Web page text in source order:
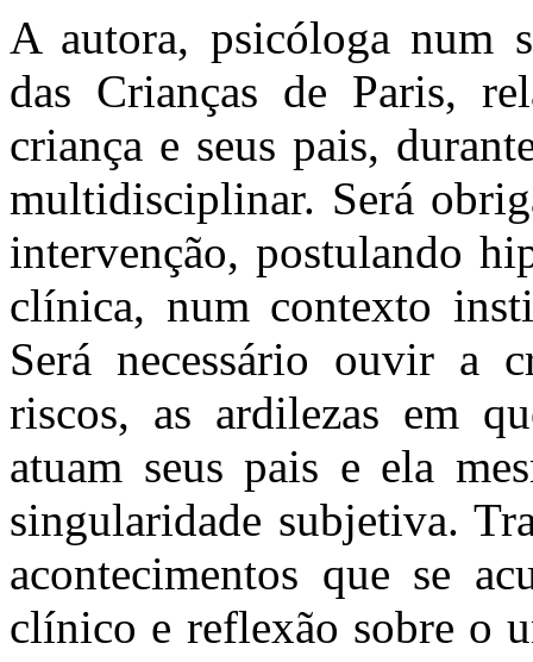
A autora, psicóloga num
das Crianças de Paris,
criança e seus pais,
multidisciplinar. Será
intervenção, postulando
clínica, num contexto
Será necessário ouvir a
riscos, as ardilezas em
atuam seus pais e ela
singularidade subjetiva.
acontecimentos que se
clínico e reflexão sobre o